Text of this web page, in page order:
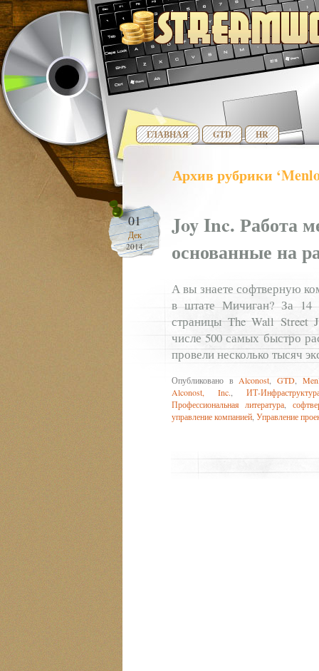
ГЛАВНАЯ GTD HR
Архив рубрики
01
Дек
2014
Joy Inc. Работа
основанные на
А вы знаете софтверную
в штате Мичиган? За 14
страницы The Wall Street
числе 500 самых быстро
провели несколько тысяч
Опубликовано в Alconost ,GTD
Alconost, Inc.
ИТ-
Профессиональная литература
управление компанией Управление